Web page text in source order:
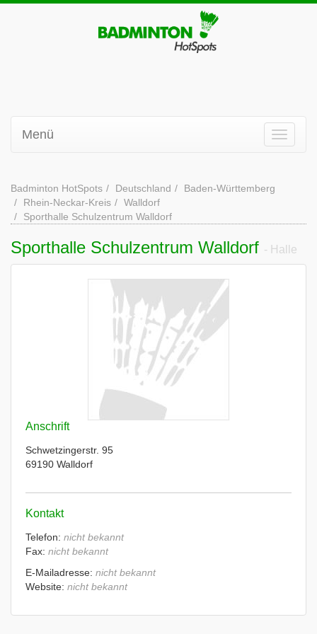
Menü
Badminton HotSpots Deutschland
Baden-Württemberg
Rhein-Neckar-Kreis
Walldorf
Sporthalle Schulzentrum Walldorf
Sporthalle Schulzentrum Walldorf - Halle
Anschrift
Schwetzingerstr. 95
69190 Walldorf
Kontakt
Telefon: nicht bekannt
Fax: nicht bekannt
E-Mailadresse: nicht bekannt
Website: nicht bekannt